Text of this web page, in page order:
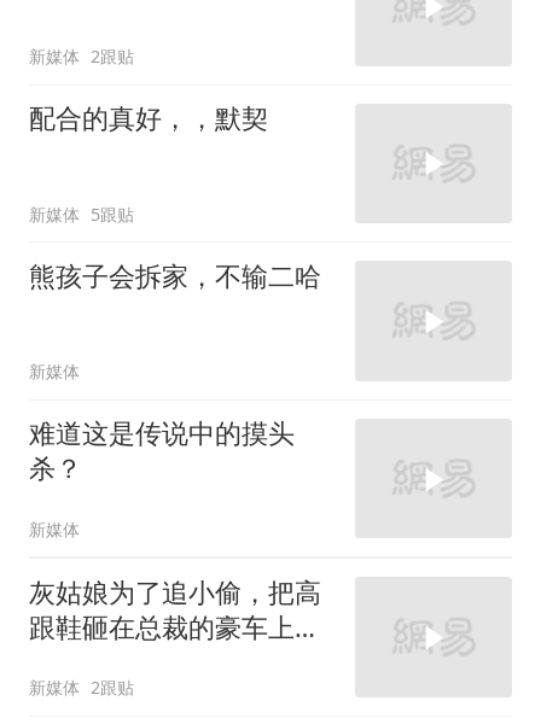
新媒体 2跟贴
配合的真好，，默契
新媒体 5跟贴
熊孩子会拆家，不输二哈
新媒体
难道这是传说中的摸头
杀？
新媒体
灰姑娘为了追小偷，把高
跟鞋砸在总裁的豪车上，
新媒体 2跟贴